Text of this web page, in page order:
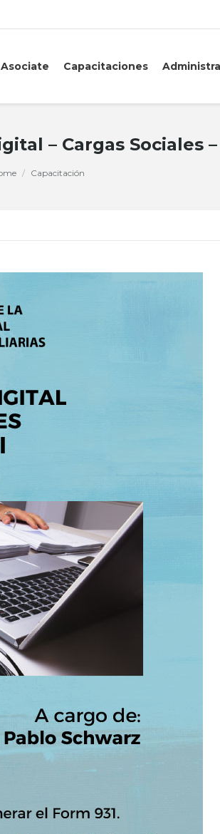
Asociate Capacitaciones
– Cargas Sociales
Capacitación